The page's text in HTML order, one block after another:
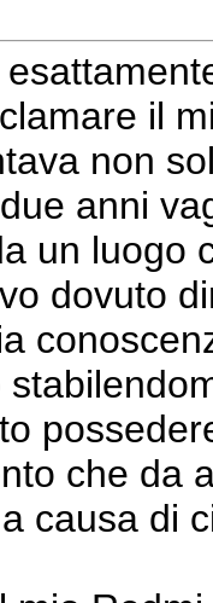
il
non
anni
un luogo
dovuto
che da
causa di